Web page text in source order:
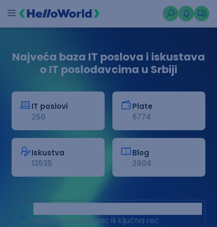
Najveća baza IT poslova i iskustava
o IT poslodavcima u Srbiji
IT poslovi
250
Plate
6774
Iskustva
13535
Blog
2904
Pozicija, poslodavac ili ključna reč